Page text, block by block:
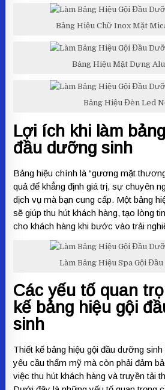
Bảng Hiệu Chữ Inox Mặt
Bảng Hiệu Mặt Dựng
Bảng Hiệu Đèn Led
Lợi ích khi làm
đầu dưỡng sinh
Bảng hiệu chính là “gương mặt
quả để khẳng định giá trị, sự chuyên
dịch vụ mà bạn cung cấp. Một bảng
sẽ giúp thu hút khách hàng, tạo lòng
cho khách hàng khi bước vào trải
Làm Bảng Hiệu Spa Gội
Các yếu tố quan
kế bảng hiệu gội
sinh
Thiết kế bảng hiệu gội đầu dưỡng
yêu cầu thẩm mỹ mà còn phải đảm
việc thu hút khách hàng và truyền tải